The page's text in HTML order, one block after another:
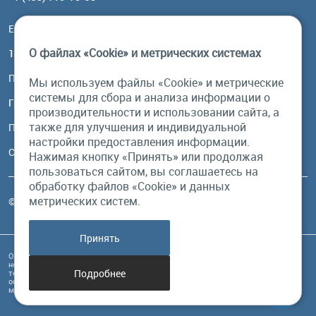
Email:
117485, Москва, ул. Профсоюзная, 84/32, корп 1
Посмотреть на карте
График работы
Пн-Пт: с 10:00 до 18:00
Сб, Вс: выходной
© Бурый Медведь MMXXVI. Все права защищены.
Обращаем Ваше внимание на то, что данный интернет-сайт и его содержимое
носит исключительно информационный характер и ни при каких условиях
техническая информация, размещенная на сайте, не являются публичной
офертой, определяемой положениями Статьи 437 Гражданского кодекса РФ, и
может быть изменена в любое время без предупреждения.
О файлах «Cookie» и метрических системах
Мы используем файлы «Cookie» и метрические
системы для сбора и анализа информации о
производительности и использовании сайта, а
также для улучшения и индивидуальной
настройки предоставления информации.
Нажимая кнопку «Принять» или продолжая
пользоваться сайтом, вы соглашаетесь на
обработку файлов «Cookie» и данных
метрических систем.
Принять
Подробнее